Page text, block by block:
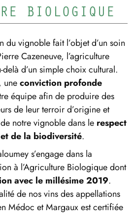
BIOLOGIQUE
du vignoble fait l’objet d’un soin
Cazeneuve, l’agriculture
d’un simple choix cultural.
uneconviction profonde
équipe afin de produire des
de leur terroir d’origine et
notre vignoble dans le respect
de la biodiversité.
s’engage dans la
à l’Agriculture Biologique dont
avec le millésime 2019.
de nos vins des appellations
Médoc et Margaux est certifiée